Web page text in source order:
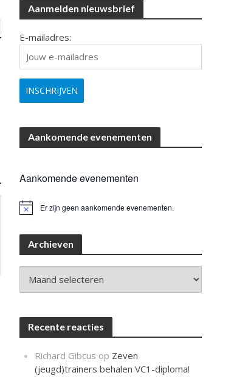
Aanmelden nieuwsbrief
E-mailadres:
Aankomende evenementen
Aankomende evenementen
B
t
Er zijn geen aankomende evenementen.
Archieven
Recente reacties
Richard Gibcus op Zeven
(jeugd)trainers behalen VC1-diploma!